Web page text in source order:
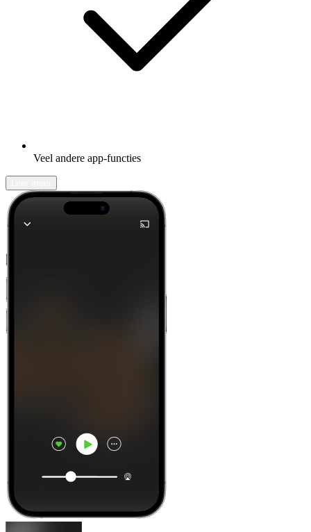
Veel andere app-functies